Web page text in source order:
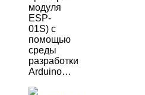
модуля
ESP-
01S) с
помощью
среды
разработки
Arduino…